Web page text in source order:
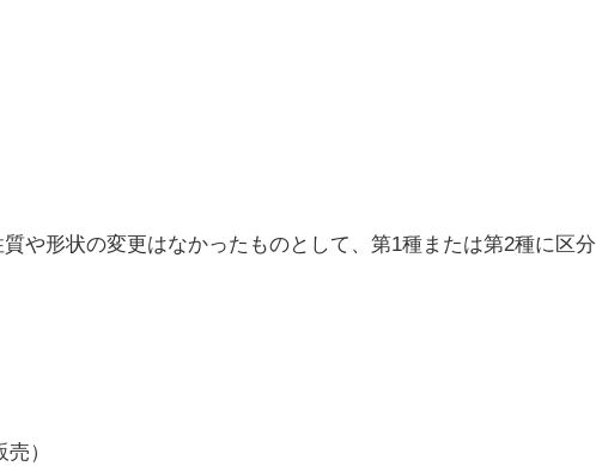
や形状の変更はなかったものとして、第1種または第2種に区分
）